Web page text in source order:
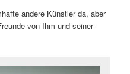
andere Künstler da, aber
von Ihm und seiner